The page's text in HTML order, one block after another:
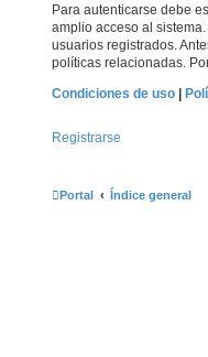
Para autenticarse debe
amplio acceso al
usuarios registrados.
políticas relacionadas.
Condiciones de uso |
Registrarse
Portal Índice general